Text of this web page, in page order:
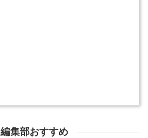
編集部おすすめ